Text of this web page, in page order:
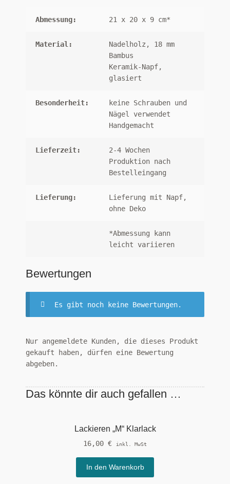
Abmessung: 21 x 20 x 9 cm*
Material:
Nadelholz, 18 mm
Bambus
Keramik-Napf,
glasiert
Besonderheit:
keine Schrauben und
Nägel verwendet
Handgemacht
Lieferzeit:
2-4 Wochen
Produktion nach
Bestelleingang
Lieferung:
Lieferung mit Napf,
ohne Deko
*Abmessung kann
leicht variieren
Bewertungen
Es gibt noch keine Bewertungen.
Nur angemeldete Kunden, die dieses Produkt
gekauft haben, dürfen eine Bewertung
abgeben.
Das könnte dir auch gefallen …
Lackieren „M“ Klarlack
16,00 € inkl. MwSt
In den Warenkorb